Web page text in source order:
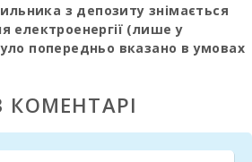
з депозиту знімається
електроенергії (лише у
попередньо вказано в умовах
- квітень) - 30 євро/день
220,00 євро.
КОМЕНТАРІ